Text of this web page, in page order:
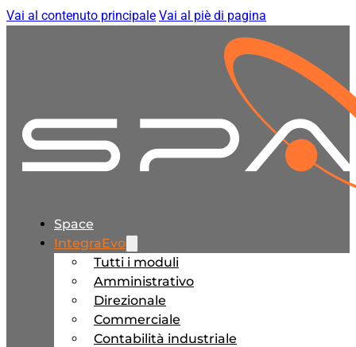
Vai al contenuto principale Vai al piè di pagina
Space
IntegraEvo
Tutti i moduli
Amministrativo
Direzionale
Commerciale
Contabilità industriale